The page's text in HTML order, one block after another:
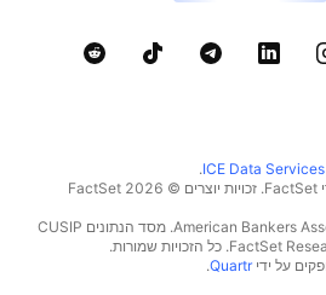
ICE Data Services
.
בחר נתוני ייחוס המסופקים על ידי FactSet. זכויות יוצרים © 2026 ‏FactSet
זכויות יוצרים © 2026, ‏American Bankers Association. מסד הנתונים CUSIP
Quartr
.